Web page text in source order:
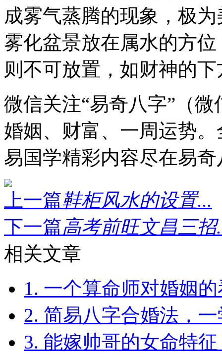
成雾气蒸腾的现象，极
雾化盆景放在属水的方
则不可放置，如财神的
微信关注“易奇八字”（
婚姻、财富、一周运势
易国学精彩内容尽在易
上一篇鞋柜风水的设置...
下一篇高考前旺文昌三招
相关文章
1. 一个算命师对婚姻
2. 简易八字合婚法，
3. 能嫁帅哥的女命特征